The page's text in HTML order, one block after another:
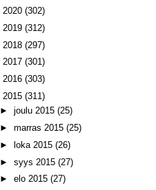
2020 (302)
2019 (312)
2018 (297)
2017 (301)
2016 (303)
2015 (311)
► joulu 2015 (25)
► marras 2015 (25)
►
loka 2015 (26)
► syys 2015 (27)
► elo 2015 (27)